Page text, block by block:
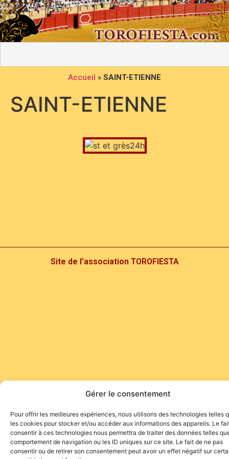
Gérer le consentement
Pour offrir les meilleures expériences, nous utilisons des technologies telles
les cookies pour stocker et/ou accéder aux informations des appareils. Le
consentir à ces technologies nous permettra de traiter des données telles
comportement de navigation ou les ID uniques sur ce site. Le fait de ne pas
consentir ou de retirer son consentement peut avoir un effet négatif sur
Accueil » SAINT-ETIENNE
SAINT-ETIENNE
Site de l'association TOROFIESTA